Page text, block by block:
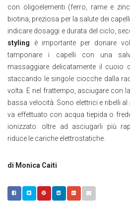
con oligoelementi (ferro, rame e
biotina, preziosa per la salute dei
indicare dosaggi e durata del ciclo,
styling è importante per donare
tamponare i capelli con una
massaggiare delicatamente il cuoio
staccando le singole ciocche dalla
volta. E nel frattempo, asciugare con
bassa velocità. Sono elettrici e ribelli al
va effettuato con acqua tiepida o
ionizzato: oltre ad asciugarli più
riduce le cariche elettrostatiche.
di Monica Caiti